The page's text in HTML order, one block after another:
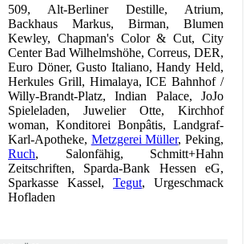
509, Alt-Berliner Destille, Atrium,
Backhaus Markus, Birman, Blumen
Kewley, Chapman's Color & Cut, City
Center Bad Wilhelmshöhe, Correus, DER,
Euro Döner, Gusto Italiano, Handy Held,
Herkules Grill, Himalaya, ICE Bahnhof /
Willy-Brandt-Platz, Indian Palace, JoJo
Spieleladen, Juwelier Otte, Kirchhof
woman, Konditorei Bonpâtis, Landgraf-
Karl-Apotheke, Metzgerei Müller, Peking,
Ruch, Salonfähig, Schmitt+Hahn
Zeitschriften, Sparda-Bank Hessen eG,
Sparkasse Kassel, Tegut, Urgeschmack
Hofladen